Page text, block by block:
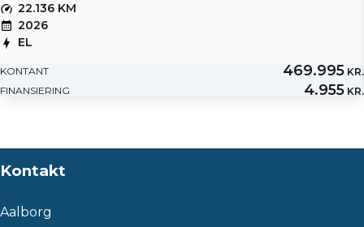
22.136 KM
2026
EL
KONTANT 469.995 KR.
FINANSIERING
4.955 KR.
Kontakt
Aalborg